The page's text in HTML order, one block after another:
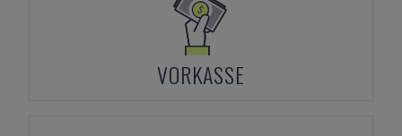
VORKASSE